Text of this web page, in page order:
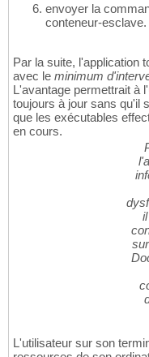
envoyer la
conteneur-esclave.
Par la suite, l'application
avec le minimum
L'avantage permettrait à
toujours à jour sans qu'il
que les exécutables
en cours.
L'utilisateur sur son